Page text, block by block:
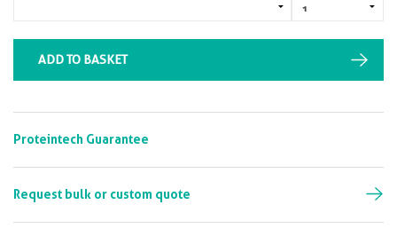
ADD TO BASKET
Proteintech Guarantee
Request bulk or custom quote